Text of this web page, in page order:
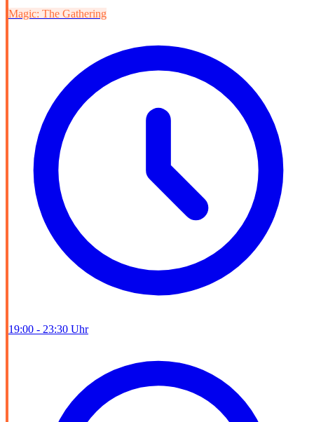
Magic: The Gathering
19:00 - 23:30 Uhr